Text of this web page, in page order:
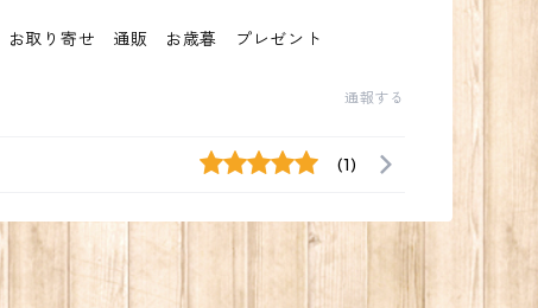
取り寄せ 通販 お歳暮 プレゼント
通報する
(1)